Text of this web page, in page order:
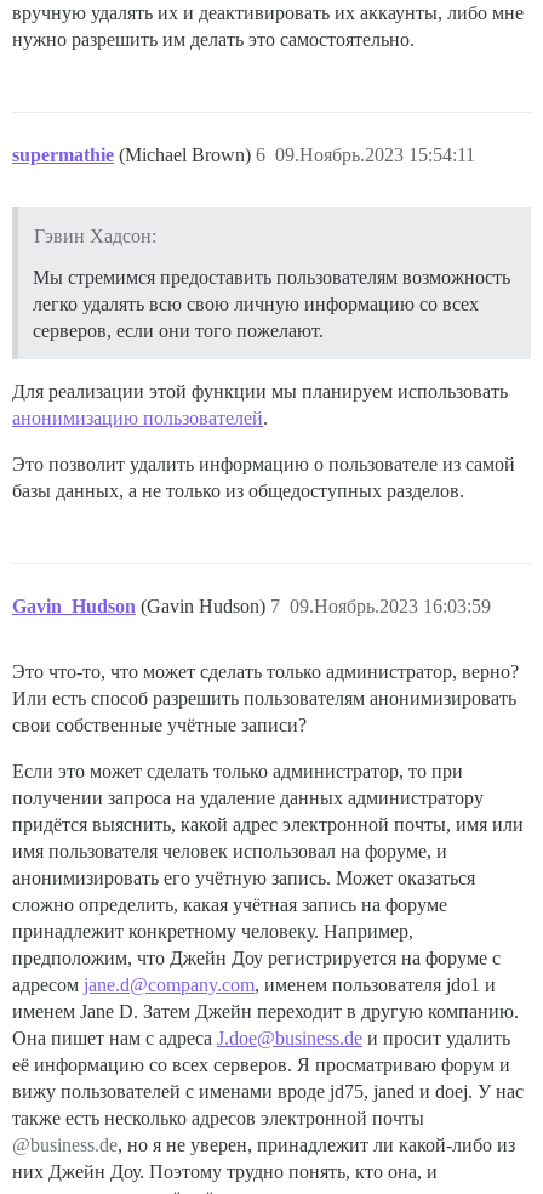
вручную удалять их и деактивировать их аккаунты, либо мне
нужно разрешить им делать это самостоятельно.
supermathie (Michael Brown) 09.Ноябрь.2023 15:54:11
6
Гэвин Хадсон:
Мы стремимся предоставить пользователям возможность
легко удалять всю свою личную информацию со всех
серверов, если они того пожелают.
Для реализации этой функции мы планируем использовать
анонимизацию пользователей.
Это позволит удалить информацию о пользователе из самой
базы данных, а не только из общедоступных разделов.
Gavin_Hudson (Gavin Hudson) 09.Ноябрь.2023 16:03:59
7
Это что-то, что может сделать только администратор, верно?
Или есть способ разрешить пользователям анонимизировать
свои собственные учётные записи?
Если это может сделать только администратор, то при
получении запроса на удаление данных администратору
придётся выяснить, какой адрес электронной почты, имя или
имя пользователя человек использовал на форуме, и
анонимизировать его учётную запись. Может оказаться
сложно определить, какая учётная запись на форуме
принадлежит конкретному человеку. Например,
предположим, что Джейн Доу регистрируется на форуме с
адресом jane.d@company.com, именем пользователя jdo1 и
именем Jane D. Затем Джейн переходит в другую компанию.
Она пишет нам с адреса J.doe@business.de и просит удалить
её информацию со всех серверов. Я просматриваю форум и
вижу пользователей с именами вроде jd75, janed и doej. У нас
также есть несколько адресов электронной почты
@business.de, но я не уверен, принадлежит ли какой-либо из
них Джейн Доу. Поэтому трудно понять, кто она, и